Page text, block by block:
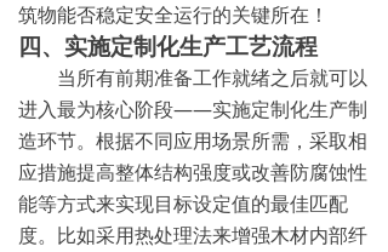
筑物能否稳定安全运行的关键所在！
四、实施定制化生产工艺流程
当所有前期准备工作就绪之后就可以
进入最为核心阶段——实施定制化生产制
造环节。根据不同应用场景所需，采取相
应措施提高整体结构强度或改善防腐蚀性
能等方式来实现目标设定值的最佳匹配
度。比如采用热处理法来增强木材内部纤